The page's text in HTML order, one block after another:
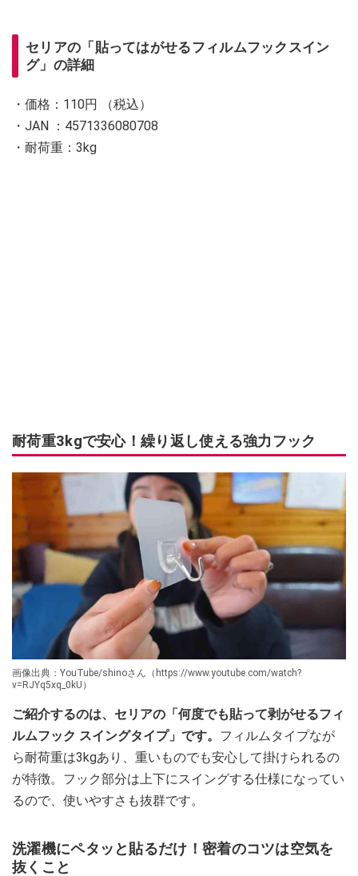
セリアの「貼ってはがせるフィルムフックスイン
グ」の詳細
・価格：110円 （税込）
・JAN ：4571336080708
・耐荷重：3kg
耐荷重3kgで安心！繰り返し使える強力フック
画像出典：YouTube/shinoさん（https://www.youtube.com/watch?
v=RJYq5xq_0kU）
ご紹介するのは、セリアの「何度でも貼って剥がせるフィ
ルムフック スイングタイプ」です。 フィルムタイプなが
ら耐荷重は3kgあり、重いものでも安心して掛けられるの
が特徴。フック部分は上下にスイングする仕様になってい
るので、使いやすさも抜群です。
洗濯機にペタッと貼るだけ！密着のコツは空気を
抜くこと